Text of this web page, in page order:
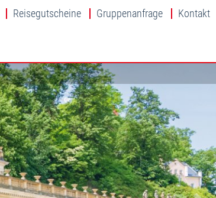
Reisegutscheine Gruppenanfrage Kontakt